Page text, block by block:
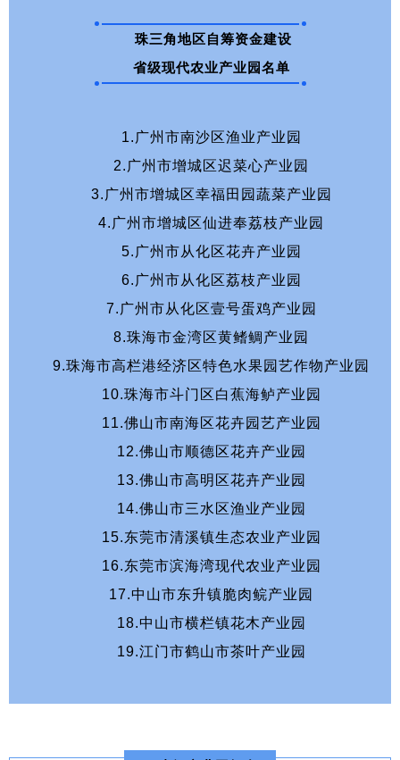
珠三角地区自筹资金建设
省级现代农业产业园名单
1.广州市南沙区渔业产业园
2.广州市增城区迟菜心产业园
3.广州市增城区幸福田园蔬菜产业园
4.广州市增城区仙进奉荔枝产业园
5.广州市从化区花卉产业园
6.广州市从化区荔枝产业园
7.广州市从化区壹号蛋鸡产业园
8.珠海市金湾区黄鳍鲷产业园
9.珠海市高栏港经济区特色水果园艺作物产业园
10.珠海市斗门区白蕉海鲈产业园
11.佛山市南海区花卉园艺产业园
12.佛山市顺德区花卉产业园
13.佛山市高明区花卉产业园
14.佛山市三水区渔业产业园
15.东莞市清溪镇生态农业产业园
16.东莞市滨海湾现代农业产业园
17.中山市东升镇脆肉鲩产业园
18.中山市横栏镇花木产业园
19.江门市鹤山市茶叶产业园